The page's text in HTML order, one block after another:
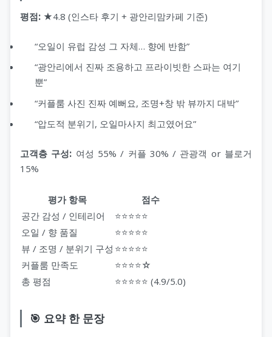
평점: ★4.8 (인스타 후기 + 광안리맘카페 기준)
“오일이 유럽 감성 그 자체… 향에 반함”
“광안리에서 진짜 조용하고 프라이빗한 스파는 여기
뿐”
“커플룸 사진 진짜 예뻐요, 조명+창 밖 뷰까지 대박”
“압도적 분위기, 오일마사지 최고였어요”
고객층 구성: 여성 55% / 커플 30% / 관광객 or 블로거
15%
평가 항목
점수
공간 감성 / 인테리어
⭐⭐⭐⭐⭐
오일 / 향 품질
⭐⭐⭐⭐⭐
뷰 / 조명 / 분위기 구성 ⭐⭐⭐⭐⭐
커플룸 만족도
⭐⭐⭐⭐☆
총 평점
⭐⭐⭐⭐⭐ (4.9/5.0)
🎯 요약 한 문장